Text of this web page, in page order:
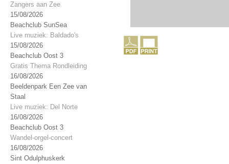
Zangers aan Zee
15/08/2026
Beachclub SunSea
Live muziek: Baldado's
15/08/2026
Beachclub Oost 3
Gratis Thema Rondleiding
16/08/2026
Beeldenpark Een Zee van
Staal
Live muziek: Del Norte
16/08/2026
Beachclub Oost 3
Wandel-orgel-concert
16/08/2026
Sint Odulphuskerk